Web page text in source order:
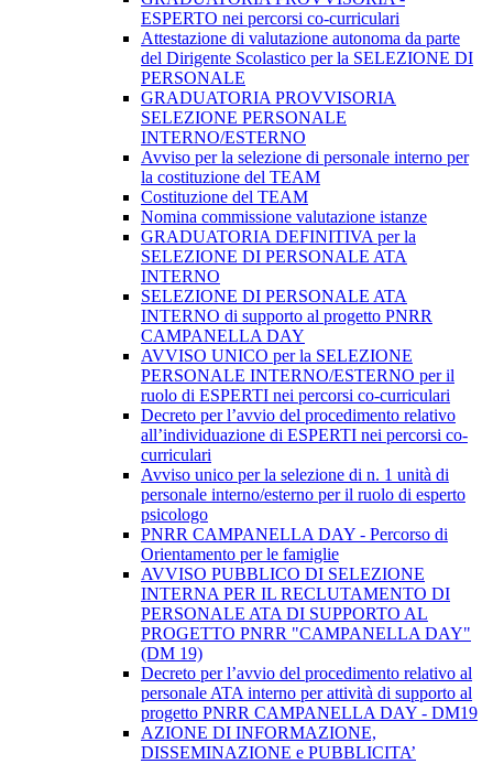
ESPERTO nei percorsi co-curriculari
Attestazione di valutazione autonoma da parte
del Dirigente Scolastico per la SELEZIONE DI
PERSONALE
GRADUATORIA PROVVISORIA
SELEZIONE PERSONALE
INTERNO/ESTERNO
Avviso per la selezione di personale interno per
la costituzione del TEAM
Costituzione del TEAM
Nomina commissione valutazione istanze
GRADUATORIA DEFINITIVA per la
SELEZIONE DI PERSONALE ATA
INTERNO
SELEZIONE DI PERSONALE ATA
INTERNO di supporto al progetto PNRR
CAMPANELLA DAY
AVVISO UNICO per la SELEZIONE
PERSONALE INTERNO/ESTERNO per il
ruolo di ESPERTI nei percorsi co-curriculari
Decreto per l’avvio del procedimento relativo
all’individuazione di ESPERTI nei percorsi co-
curriculari
Avviso unico per la selezione di n. 1 unità di
personale interno/esterno per il ruolo di esperto
psicologo
PNRR CAMPANELLA DAY - Percorso di
Orientamento per le famiglie
AVVISO PUBBLICO DI SELEZIONE
INTERNA PER IL RECLUTAMENTO DI
PERSONALE ATA DI SUPPORTO AL
PROGETTO PNRR "CAMPANELLA DAY"
(DM 19)
Decreto per l’avvio del procedimento relativo al
personale ATA interno per attività di supporto al
progetto PNRR CAMPANELLA DAY - DM19
AZIONE DI INFORMAZIONE,
DISSEMINAZIONE e PUBBLICITA’